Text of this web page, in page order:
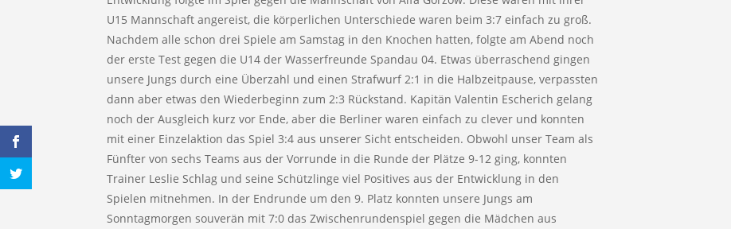
U15 Mannschaft angereist, die körperlichen Unterschiede waren beim 3:7 einfach zu groß.
Nachdem alle schon drei Spiele am Samstag in den Knochen hatten, folgte am Abend noch
der erste Test gegen die U14 der Wasserfreunde Spandau 04. Etwas überraschend gingen
unsere Jungs durch eine Überzahl und einen Strafwurf 2:1 in die Halbzeitpause, verpassten
dann aber etwas den Wiederbeginn zum 2:3 Rückstand. Kapitän Valentin Escherich gelang
noch der Ausgleich kurz vor Ende, aber die Berliner waren einfach zu clever und konnten
mit einer Einzelaktion das Spiel 3:4 aus unserer Sicht entscheiden. Obwohl unser Team als
Fünfter von sechs Teams aus der Vorrunde in die Runde der Plätze 9-12 ging, konnten
Trainer Leslie Schlag und seine Schützlinge viel Positives aus der Entwicklung in den
Spielen mitnehmen. In der Endrunde um den 9. Platz konnten unsere Jungs am
Sonntagmorgen souverän mit 7:0 das Zwischenrundenspiel gegen die Mädchen aus